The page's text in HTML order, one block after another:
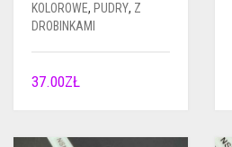
KOLOROWE, PUDRY, Z
DROBINKAMI
37.00ZŁ